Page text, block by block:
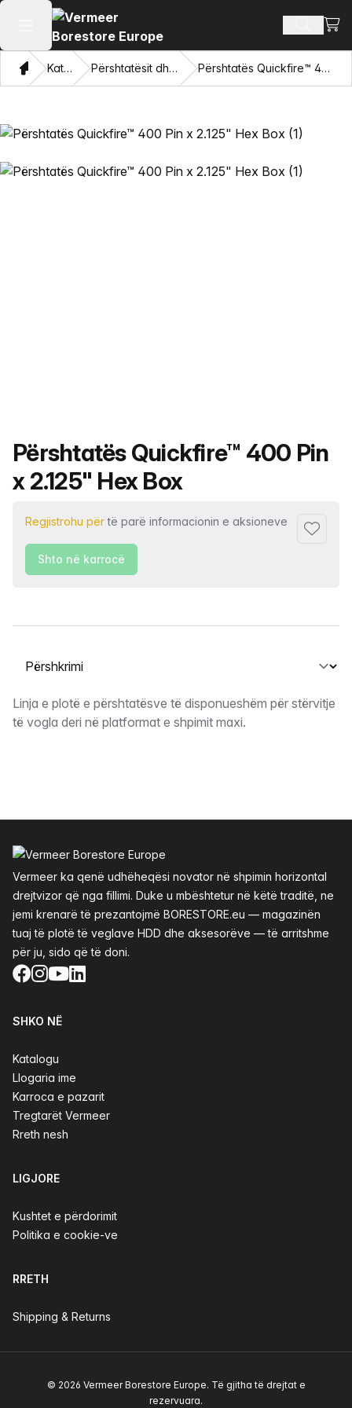
Hap menunë kryesore
ShqipKatalogu Përshtatësit dhe sytë tërheqës Përshtatës Quickfire™ 400 Pin x 2.125" Hex Box
Emri i produktit
Përshtatës Quickfire™ 400 Pin
x 2.125" Hex Box
Regjistrohu përtë parë informacionin e aksioneve
Shto
Shto në karrocë
Zgjidh një skedë
Përshkrimi
Linja e plotë e përshtatësve të disponueshëm për stërvitje
të vogla deri në platformat e shpimit maxi.
Vermeer ka qenë udhëheqësi novator në shpimin horizontal
drejtvizor që nga fillimi. Duke u mbështetur në këtë traditë, ne
jemi krenarë të prezantojmë BORESTORE.eu — magazinën
tuaj të plotë të veglave HDD dhe aksesorëve — të arritshme
për ju, sido që të doni.
Facebook
Instagram
YouTube
LinkedIn
SHKO NË
Katalogu
Llogaria ime
Karroca e pazarit
Tregtarët Vermeer
Rreth nesh
LIGJORE
Kushtet e përdorimit
Politika e cookie-ve
RRETH
Shipping & Returns
© 2026 Vermeer Borestore Europe. Të gjitha të drejtat e
rezervuara.